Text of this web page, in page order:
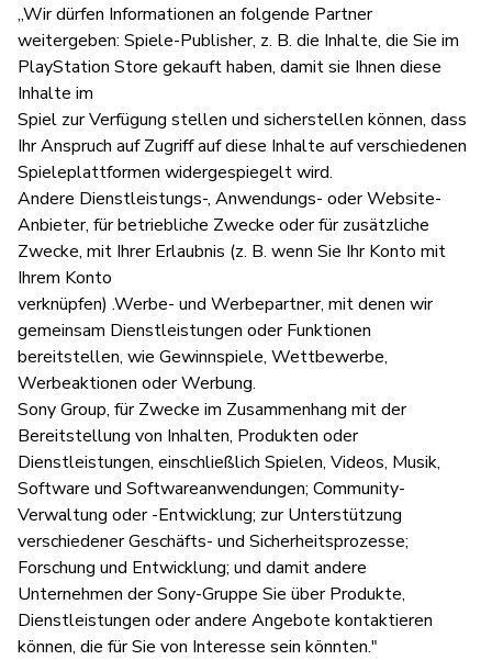
„Wir dürfen Informationen an folgende Partner
weitergeben: Spiele-Publisher, z. B. die Inhalte, die Sie im
PlayStation Store gekauft haben, damit sie Ihnen diese
Inhalte im
Spiel zur Verfügung stellen und sicherstellen können, dass
Ihr Anspruch auf Zugriff auf diese Inhalte auf verschiedenen
Spieleplattformen widergespiegelt wird.
Andere Dienstleistungs-, Anwendungs- oder Website-
Anbieter, für betriebliche Zwecke oder für zusätzliche
Zwecke, mit Ihrer Erlaubnis (z. B. wenn Sie Ihr Konto mit
Ihrem Konto
verknüpfen) .Werbe- und Werbepartner, mit denen wir
gemeinsam Dienstleistungen oder Funktionen
bereitstellen, wie Gewinnspiele, Wettbewerbe,
Werbeaktionen oder Werbung.
Sony Group, für Zwecke im Zusammenhang mit der
Bereitstellung von Inhalten, Produkten oder
Dienstleistungen, einschließlich Spielen, Videos, Musik,
Software und Softwareanwendungen; Community-
Verwaltung oder -Entwicklung; zur Unterstützung
verschiedener Geschäfts- und Sicherheitsprozesse;
Forschung und Entwicklung; und damit andere
Unternehmen der Sony-Gruppe Sie über Produkte,
Dienstleistungen oder andere Angebote kontaktieren
können, die für Sie von Interesse sein könnten."